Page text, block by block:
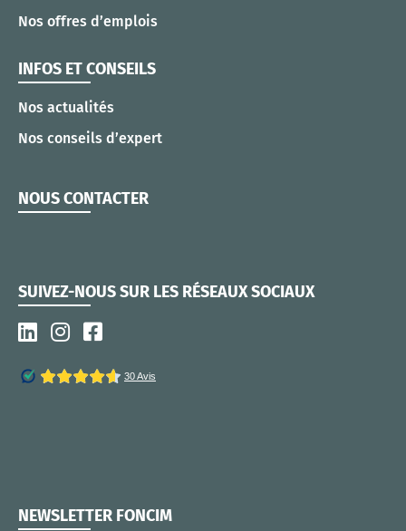
Nos offres d’emplois
INFOS ET CONSEILS
Nos actualités
Nos conseils d’expert
NOUS CONTACTER
SUIVEZ-NOUS SUR LES RÉSEAUX SOCIAUX
NEWSLETTER FONCIM